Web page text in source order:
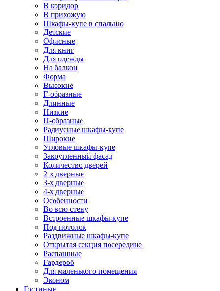
В коридор
В прихожую
Шкафы-купе в спальню
Детские
Офисные
Для книг
Для одежды
На балкон
Форма
Высокие
Г-образные
Длинные
Низкие
П-образные
Радиусные шкафы-купе
Широкие
Угловые шкафы-купе
Закругленный фасад
Количество дверей
2-х дверные
3-х дверные
4-х дверные
Особенности
Во всю стену
Встроенные шкафы-купе
Под потолок
Раздвижные шкафы-купе
Открытая секция посередине
Распашные
Гардероб
Для маленького помещения
Эконом
Гостиные